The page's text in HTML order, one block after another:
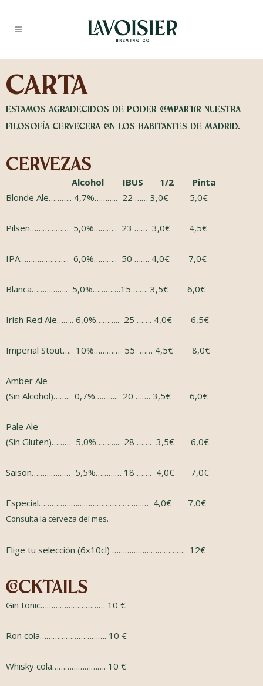
CARTA
Estamos agradecidos de poder compartir nuestra
filosofía cervecera con los habitantes de Madrid.
Cervezas
Alcohol IBUS 1/2
Pinta
Blonde Ale……….. 4,7%……….. 22 …… 3,0€ 5,0€
Pilsen……………… 5,0%……….. 23 …… 3,0€ 4,5€
IPA………………….. 6,0%……….. 50 ……. 4,0€ 7,0€
Blanca…………….. 5,0%………….15 ……. 3,5€ 6,0€
Irish Red Ale…….. 6,0%……….. 25 ……. 4,0€ 6,5€
Imperial Stout…. 10%………… 55 …… 4,5€ 8,0€
Amber Ale
(Sin Alcohol)…….. 0,7%……….. 20 ……. 3,5€ 6,0€
Pale Ale
(Sin Gluten)……… 5,0%……….. 28 ……. 3,5€ 6,0€
Saison……………… 5,5%………… 18 ……. 4,0€ 7,0€
Especial…………………………………………… 4,0€ 7,0€
Consulta la cerveza del mes.
Elige tu selección (6x10cl) ……………………………. 12€
cocktails
Gin tonic………………………… 10 €
Ron cola…………………………. 10 €
Whisky cola……………………. 10 €